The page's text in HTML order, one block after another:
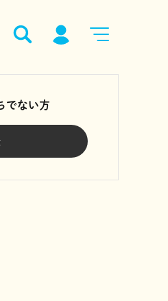
でない方